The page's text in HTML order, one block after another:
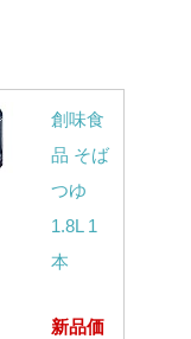
創味食
品 そば
つゆ
1.8L 1
本
新品価